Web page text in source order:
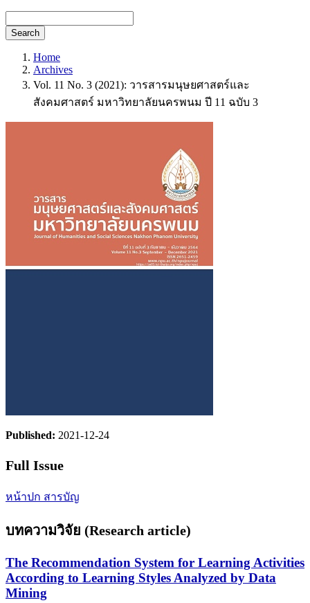
Search
Home
Archives
Vol. 11 No. 3 (2021): วารสารมนุษยศาสตร์และ
สังคมศาสตร์ มหาวิทยาลัยนครพนม ปี 11 ฉบับ 3
Published: 2021-12-24
Full Issue
หน้าปก สารบัญ
บทความวิจัย (Research article)
The Recommendation System for Learning Activities
According to Learning Styles Analyzed by Data
Mining